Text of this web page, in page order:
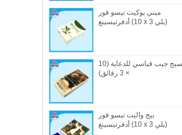
ميني بوكيت تيسو فور
أدفرتيسينغ (10 x 3 بلي)
نسيج جيب قياسي للدعاية (10
× 3 رقائق)
بيج واليت تيسو فور
أدفرتيسينغ (10 x 3 بلي)
من نحن
الصناعية المفيدة المحدودة ، تاسست في 1982 ،